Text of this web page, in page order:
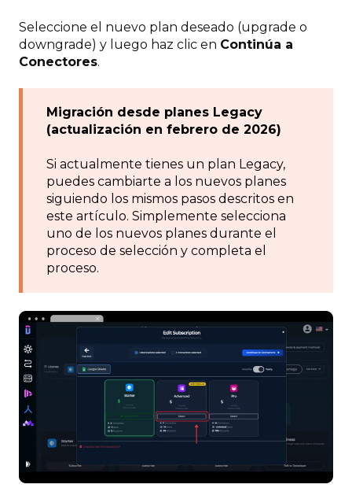
Seleccione el nuevo plan deseado (upgrade o
downgrade) y luego haz clic en Continúa a
Conectores.
Migración desde planes Legacy
(actualización en febrero de 2026)
Si actualmente tienes un plan Legacy,
puedes cambiarte a los nuevos planes
siguiendo los mismos pasos descritos en
este artículo. Simplemente selecciona
uno de los nuevos planes durante el
proceso de selección y completa el
proceso.